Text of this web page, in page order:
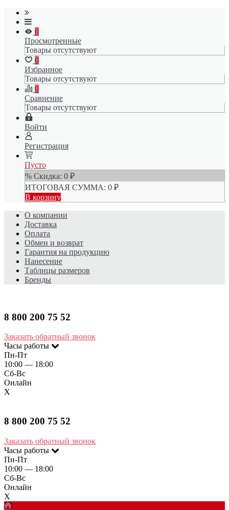
0
Просмотренные
Товары отсутствуют
0
Избранное
Товары отсутствуют
0
Сравнение
Товары отсутствуют
Войти
Регистрация
Пусто
% Скидка: 0 ₽
ИТОГОВАЯ СУММА: 0 ₽
В корзину
О компании
Доставка
Оплата
Обмен и возврат
Гарантия на продукцию
Нанесение
Таблицы размеров
Бренды
8 800 200 75 52​
Заказать обратный звонок
Часы работы
Пн-Пт
10:00 — 18:00
Сб-Вс
Онлайн
X
8 800 200 75 52​
Заказать обратный звонок
Часы работы
Пн-Пт
10:00 — 18:00
Сб-Вс
Онлайн
X